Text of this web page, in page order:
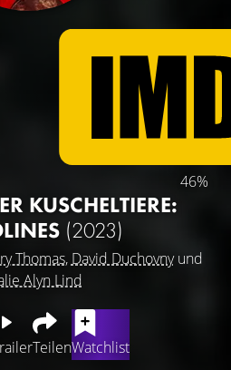
46%
KUSCHELTIERE:
(2023)
Thomas, David Duchovnyund
Alyn Lind
TeilenWatchlist